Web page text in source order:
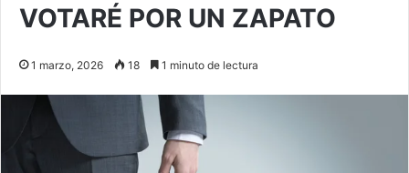
VOTARÉ POR UN ZAPATO
1 marzo, 2026 18 1 minuto de lectura